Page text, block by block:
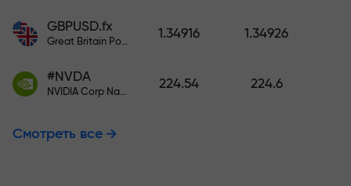
GBPUSD.fx
Great Britain Pound vs US Dollar
1.34916 1.34926
#NVDA
NVIDIA Corp Nasdaq Stock Exchange (Nasdaq) USD
224.54 224.6
Смотреть все